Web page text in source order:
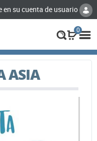
en su cuenta de usuario
0
ASIA